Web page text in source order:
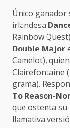
Único ganador
irlandesa
Rainbow
Double Major
Camelot),
Clairefontaine (
grama).
To Reason-
que ostenta su
llamativa